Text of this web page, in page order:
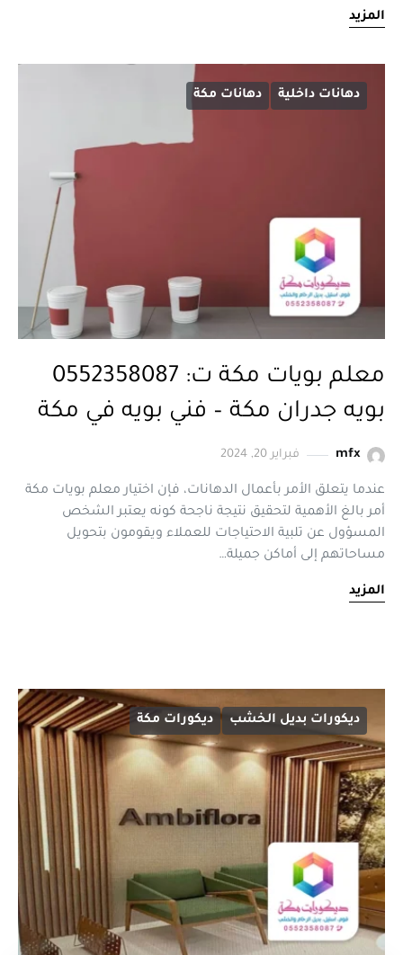
المزيد
دهانات داخلية دهانات مكة
معلم بويات مكة ت: 0552358087
بويه جدران مكة – فني بويه في مكة
mfx فبراير 20, 2024
عندما يتعلق الأمر بأعمال الدهانات، فإن اختيار معلم بويات مكة
أمر بالغ الأهمية لتحقيق نتيجة ناجحة كونه يعتبر الشخص
المسؤول عن تلبية الاحتياجات للعملاء ويقومون بتحويل
مساحاتهم إلى أماكن جميلة…
المزيد
ديكورات بديل الخشب ديكورات مكة